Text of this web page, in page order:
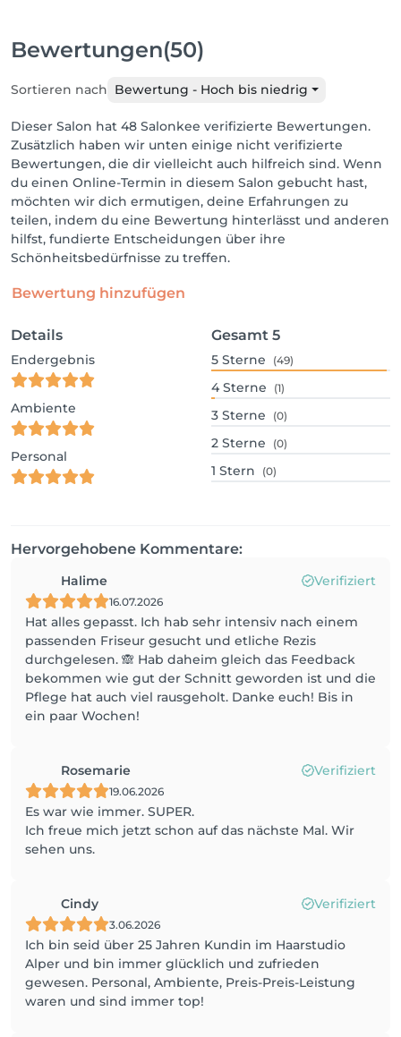
Bewertungen(50)
Sortieren nach Bewertung - Hoch bis niedrig
Dieser Salon hat 48 Salonkee verifizierte Bewertungen.
Zusätzlich haben wir unten einige nicht verifizierte
Bewertungen, die dir vielleicht auch hilfreich sind. Wenn
du einen Online-Termin in diesem Salon gebucht hast,
möchten wir dich ermutigen, deine Erfahrungen zu
teilen, indem du eine Bewertung hinterlässt und anderen
hilfst, fundierte Entscheidungen über ihre
Schönheitsbedürfnisse zu treffen.
Bewertung hinzufügen
Details
Endergebnis
Ambiente
Personal
Gesamt 5
5 Sterne (49)
4 Sterne (1)
3 Sterne (0)
2 Sterne (0)
1 Stern (0)
Hervorgehobene Kommentare:
Halime Verifiziert
16.07.2026
Hat alles gepasst. Ich hab sehr intensiv nach einem
passenden Friseur gesucht und etliche Rezis
durchgelesen. 🙈 Hab daheim gleich das Feedback
bekommen wie gut der Schnitt geworden ist und die
Pflege hat auch viel rausgeholt. Danke euch! Bis in
ein paar Wochen!
Rosemarie Verifiziert
19.06.2026
Es war wie immer. SUPER.
Ich freue mich jetzt schon auf das nächste Mal. Wir
sehen uns.
Cindy Verifiziert
3.06.2026
Ich bin seid über 25 Jahren Kundin im Haarstudio
Alper und bin immer glücklich und zufrieden
gewesen. Personal, Ambiente, Preis-Preis-Leistung
waren und sind immer top!